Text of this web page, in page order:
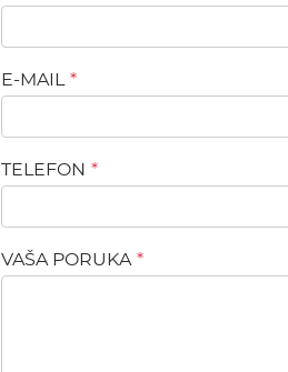
E-MAIL
TELEFON
VAŠA PORUKA